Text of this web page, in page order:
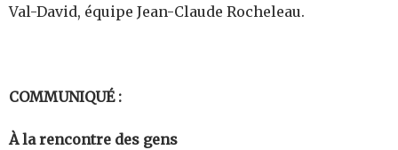
Val-David, équipe Jean-Claude Rocheleau.
COMMUNIQUÉ :
À la rencontre des gens